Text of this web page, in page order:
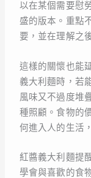
以在某個需要慰
盛的版本。重點
要，並在理解之
這樣的關懷也能
義大利麵時，若
風味又不過度堆
種照顧。食物的
何進入人的生活
紅醬義大利麵提
學會與喜歡的食